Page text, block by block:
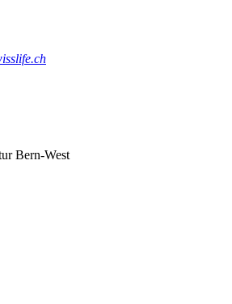
Bern-West